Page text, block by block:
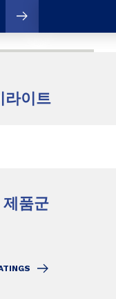
라이트
품군